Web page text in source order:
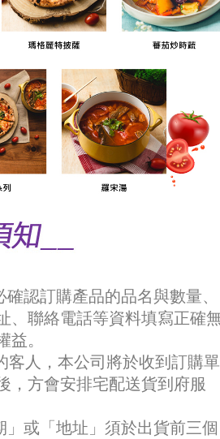
認訂購產品的品名與數量、
、聯絡電話等資料填寫正確
益。
客人，本公司將於收到訂購單
，方會安排宅配送貨到府服
」或「地址」須於出貨前三個